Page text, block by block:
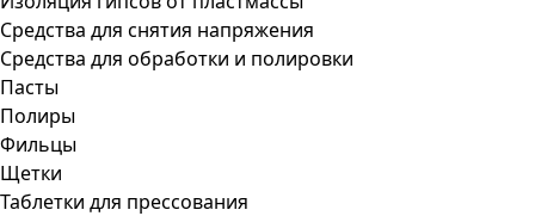
Средства для снятия напряжения
Средства для обработки и полировки
Пасты
Полиры
Фильцы
Щетки
Таблетки для прессования